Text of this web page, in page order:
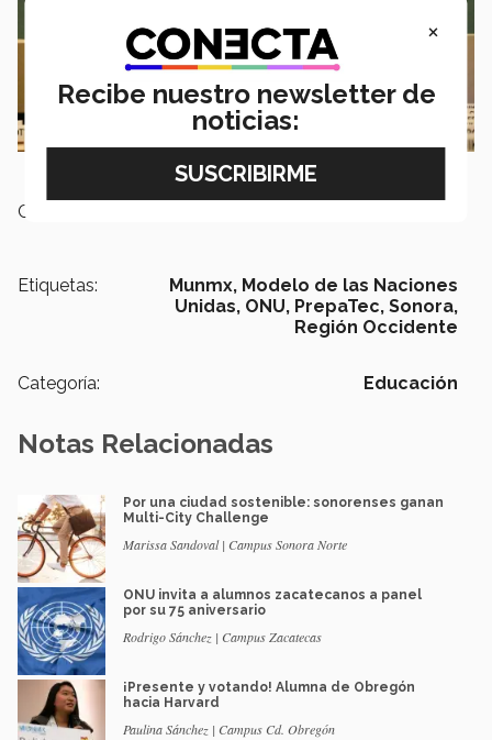
Campus:
Etiquetas: Munmx, Modelo de las Naciones
Unidas, ONU, PrepaTec, Sonora,
Región Occidente
Categoría: Educación
Notas Relacionadas
Por una ciudad sostenible: sonorenses ganan
Multi-City Challenge
Marissa Sandoval | Campus Sonora Norte
ONU invita a alumnos zacatecanos a panel
por su 75 aniversario
Rodrigo Sánchez | Campus Zacatecas
¡Presente y votando! Alumna de Obregón
hacia Harvard
Paulina Sánchez | Campus Cd. Obregón
×
Recibe nuestro newsletter de
noticias: